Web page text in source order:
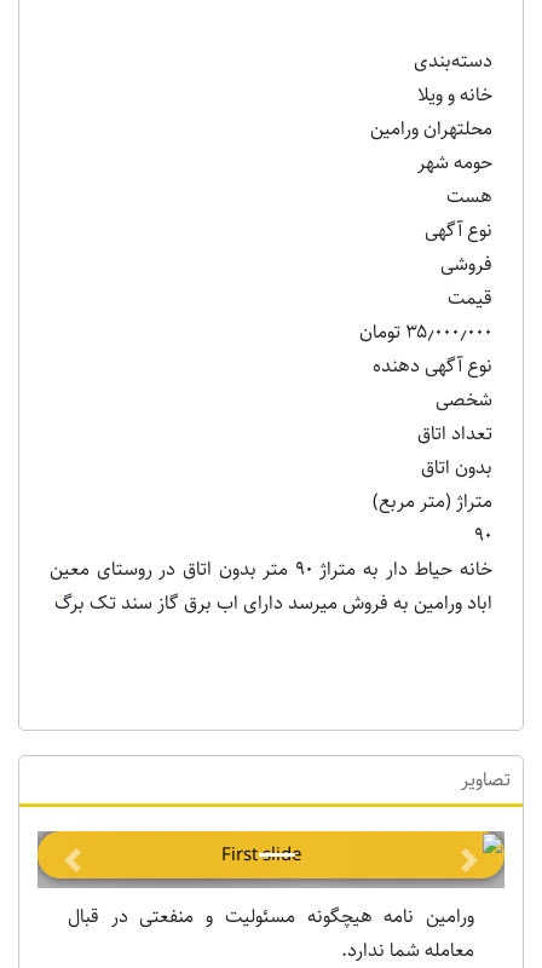
دسته‌بندی
خانه و ویلا
محلتهران ورامین
حومه شهر
هست
نوع آگهی
فروشی
قیمت
۳۵٫۰۰۰٫۰۰۰ تومان
نوع آگهی دهنده
شخصی
تعداد اتاق
بدون اتاق
متراژ (متر مربع)
۹۰
خانه حیاط دار به متراژ 90 متر بدون اتاق در روستای معین
اباد ورامین به فروش میرسد دارای اب برق گاز سند تک برگ
تصاویر
Next
ورامین نامه هیچگونه مسئولیت و منفعتی در قبال
معامله شما ندارد.